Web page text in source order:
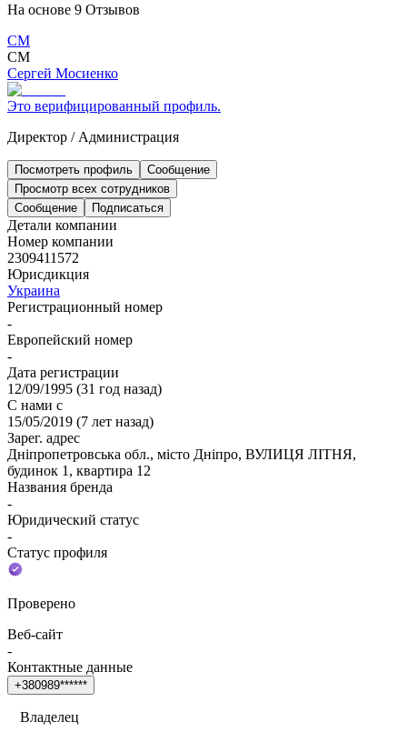
На основе 9 Отзывов
СМ
СМ
Сергей Мосиенко
Это верифицированный профиль.
Директор / Администрация
Посмотреть профиль
Сообщение
Просмотр всех сотрудников
Сообщение
Подписаться
Детали компании
Номер компании
2309411572
Юрисдикция
Украина
Регистрационный номер
-
Европейский номер
-
Дата регистрации
12/09/1995 (31 год назад)
С нами с
15/05/2019 (7 лет назад)
Зарег. адрес
Дніпропетровська обл., місто Дніпро, ВУЛИЦЯ ЛІТНЯ,
будинок 1, квартира 12
Названия бренда
-
Юридический статус
-
Статус профиля
Проверено
Веб-сайт
-
Контактные данные
+380989******
Владелец